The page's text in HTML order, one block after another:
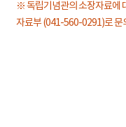
※ 독립기념관의 소장자료에
자료부 (041-560-0291)로 문